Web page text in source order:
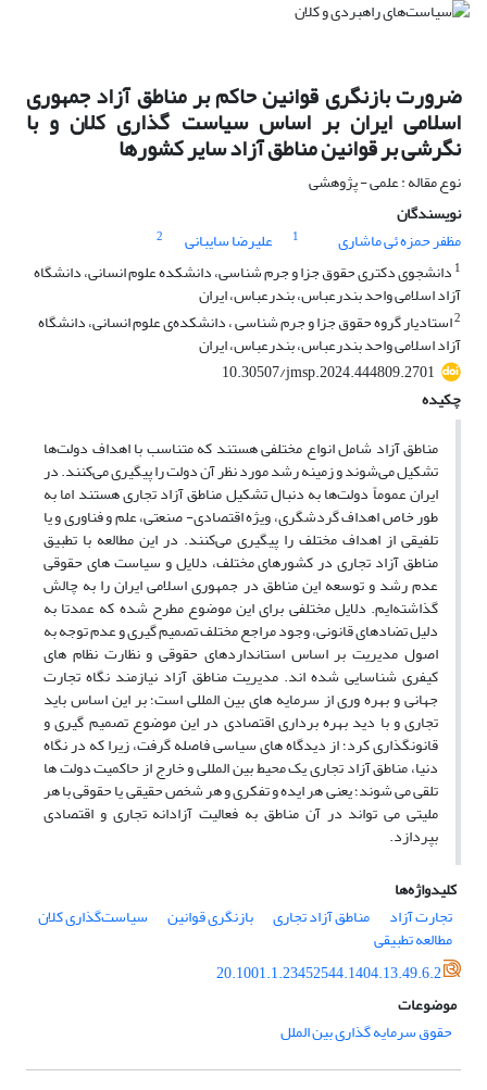
ضرورت بازنگری قوانین حاکم بر مناطق آزاد جمهوری
اسلامی ایران بر اساس سیاست گذاری کلان و با
نگرشی بر قوانین مناطق آزاد سایر کشورها
نوع مقاله : علمی - پژوهشی
نویسندگان
مظفر حمزه ئی ماشاری
1 علیرضا سایبانی
2
1 دانشجوی دکتری حقوق جزا و جرم شناسی، دانشکده‌ علوم انسانی، دانشگاه
آزاد اسلامی واحد بندرعباس، بندرعباس، ایران
2استادیار گروه حقوق جزا و جرم شناسی ، دانشکده‌ی علوم انسانی، دانشگاه
آزاد اسلامی واحد بندرعباس، بندرعباس، ایران
10.30507/jmsp.2024.444809.2701
چکیده
مناطق آزاد شامل انواع مختلفی هستند که متناسب با اهداف دولت‌ها
تشکیل می‌شوند و زمینه رشد مورد نظر آن دولت را پیگیری می‌کنند. در
ایران عموماً دولت‌ها به دنبال تشکیل مناطق آزاد تجاری هستند اما به
طور خاص اهداف گردشگری، ویژه اقتصادی- صنعتی، علم و فناوری و یا
تلفیقی از اهداف مختلف را پیگیری می‌کنند. در این مطالعه با تطبیق
مناطق آزاد تجاری در کشورهای مختلف، دلایل و سیاست های حقوقی
عدم رشد و توسعه این مناطق در جمهوری اسلامی ایران را به چالش
گذاشته‌ایم. دلایل مختلفی برای این موضوع مطرح شده که عمدتا به
دلیل تضادهای قانونی، وجود مراجع مختلف تصمیم گیری و عدم توجه به
اصول مدیریت بر اساس استانداردهای حقوقی و نظارت نظام های
کیفری شناسایی شده اند. مدیریت مناطق آزاد نیازمند نگاه تجارت
جهانی و بهره وری از سرمایه های بین المللی است؛ بر این اساس باید
تجاری و با دید بهره برداری اقتصادی در این موضوع تصمیم گیری و
قانونگذاری کرد؛ از دیدگاه های سیاسی فاصله گرفت، زیرا که در نگاه
دنیا، مناطق آزاد تجاری یک محیط بین المللی و خارج از حاکمیت دولت ها
تلقی می شوند؛ یعنی هر ایده و تفکری و هر شخص حقیقی یا حقوقی با هر
ملیتی می تواند در آن مناطق به فعالیت آزادانه تجاری و اقتصادی
بپردازد.
کلیدواژه‌ها
تجارت آزاد
مناطق آزاد تجاری بازنگری قوانین سیاست‌گذاری کلان
مطالعه تطبیقی
20.1001.1.23452544.1404.13.49.6.2
موضوعات
حقوق سرمایه گذاری بین الملل